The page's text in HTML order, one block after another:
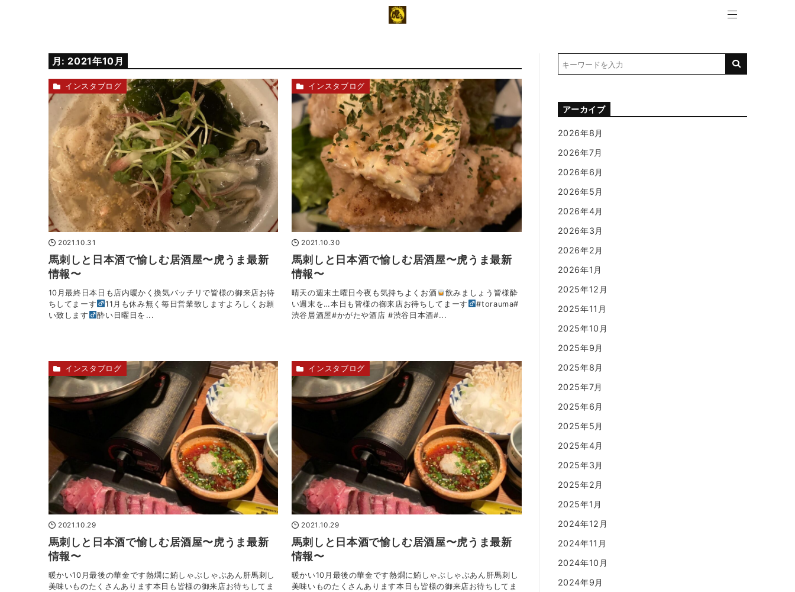
月: 2021年10月
2021.10.31
馬刺しと日本酒で愉しむ居酒屋〜虎うま最新
情報〜
10月最終日本日も店内暖かく換気バッチリで皆様の御来店お待
ちしてまーす‍
11月も休み無く毎日営業致しますよろしくお願
い致します‍
酔い日曜日を...
インスタブログ
2021.10.30
馬刺しと日本酒で愉しむ居酒屋〜虎うま最新
情報〜
晴天の週末土曜日今夜も気持ちよくお酒
飲みましょう皆様酔
い週末を…本日も皆様の御来店お待ちしてまーす‍
#torauma#
渋谷居酒屋#かがたや酒店 #渋谷日本酒#...
インスタブログ
2021.10.29
馬刺しと日本酒で愉しむ居酒屋〜虎うま最新
情報〜
暖かい10月最後の華金です熱燗に鮪しゃぶしゃぶあん肝馬刺し
美味いものたくさんあります本日も皆様の御来店お待ちしてま
インスタブログ
2021.10.29
馬刺しと日本酒で愉しむ居酒屋〜虎うま最新
情報〜
暖かい10月最後の華金です熱燗に鮪しゃぶしゃぶあん肝馬刺し
美味いものたくさんあります本日も皆様の御来店お待ちしてま
インスタブログ
アーカイブ
2026年8月
2026年7月
2026年6月
2026年5月
2026年4月
2026年3月
2026年2月
2026年1月
2025年12月
2025年11月
2025年10月
2025年9月
2025年8月
2025年7月
2025年6月
2025年5月
2025年4月
2025年3月
2025年2月
2025年1月
2024年12月
2024年11月
2024年10月
2024年9月